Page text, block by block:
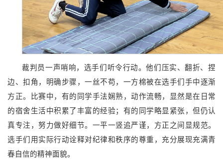
裁判员一声哨响，选手们听令行动。他们压实、翻折、捏
边、扣角，明确步骤，一丝不苟，一方棉被在选手们手中逐渐
方正。比赛中，有的同学手法娴熟，动作流畅，显然是在日常
的宿舍生活中积累了丰富的经验；有的同学略显紧张，但仍认
真专注，努力做好细节。一平一竖追严谨，方正之间显规范。
选手们用实际行动诠释对纪律和秩序的尊重，充分展现充满青
春自信的精神面貌。